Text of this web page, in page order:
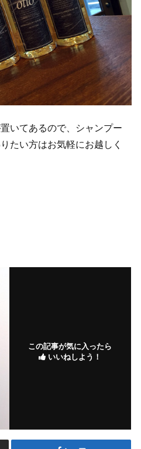
いてあるので、シャンプー
たい方はお気軽にお越しく
この記事が気に入ったら
いいねしよう！